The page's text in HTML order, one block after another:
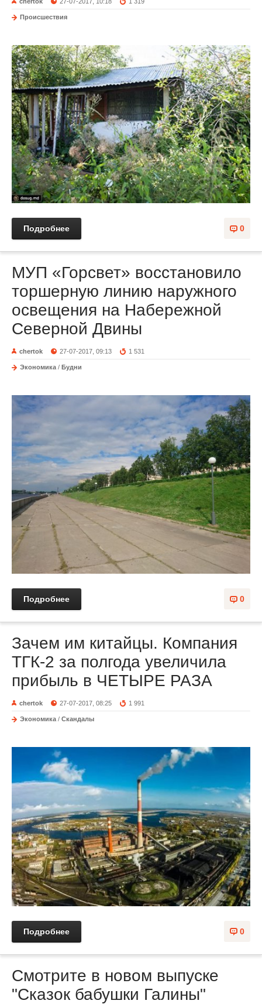
Происшествия
0
Подробнее
МУП «Горсвет» восстановило
торшерную линию наружного
освещения на Набережной
Северной Двины
chertok 27-07-2017, 09:13 1 531
Экономика / Будни
0
Подробнее
Зачем им китайцы. Компания
ТГК-2 за полгода увеличила
прибыль в ЧЕТЫРЕ РАЗА
chertok 27-07-2017, 08:25 1 991
Экономика / Скандалы
0
Подробнее
Смотрите в новом выпуске
"Сказок бабушки Галины"